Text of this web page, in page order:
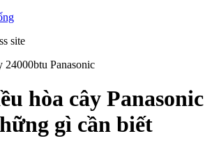
site
hòa cây Panasonic
gì cần biết